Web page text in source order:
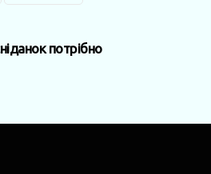
потрібно